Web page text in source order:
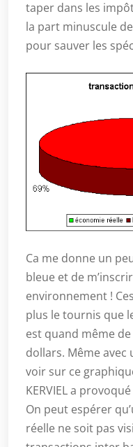
taper dans les
la part minuscule
pour sauver les
Ca me donne un
bleue et de
environnement !
plus le tournis que
est quand même
dollars. Même
voir sur ce
KERVIEL a provoqué
On peut espérer
réelle ne soit pas